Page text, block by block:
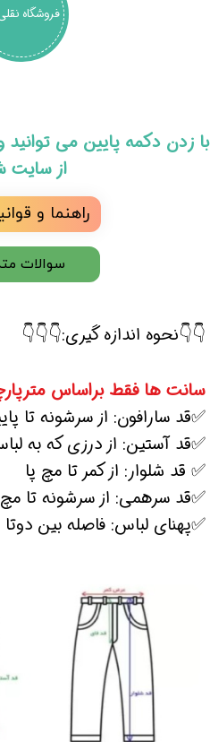
فروشگاه
​​با زدن دکمه پایین می توانید
از سایت
راهنما و
👇👇نحوه اندازه گیری:👇👇👇
سانت ها فقط براساس
✅قد سارافون: از سرشونه تا
✅قد آستین: از درزی که به
✅ قد شلوار: از کمر تا مچ پا
✅قد سرهمی: از سرشونه تا مچ
✅پهنای لباس: فاصله بین دوتا
سوالات